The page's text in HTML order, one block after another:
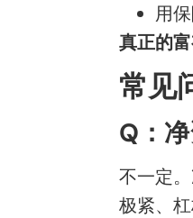
用
真正的
常见
Q：
不一定
极紧、